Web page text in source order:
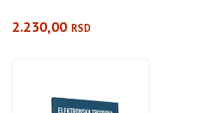
2.230,00 RSD